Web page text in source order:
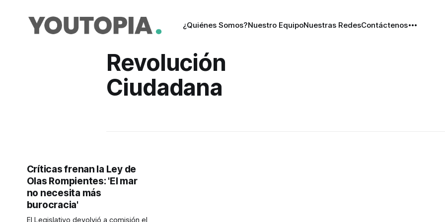
¿Quiénes Somos?Nuestro EquipoNuestras RedesContáctenos
Revolución
Ciudadana
Críticas frenan la Ley de
Olas Rompientes: 'El mar
no necesita más
burocracia'
El Legislativo devolvió a comisión el